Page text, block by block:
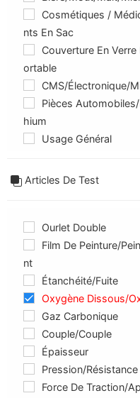
Cosmétiques /
Nts En Sac
Couverture En
Ortable
CMS/Électronique/
Pièces
Hium
Usage Général
Articles De Test
Ourlet Double
Film De Peinture/
Nt
Étanchéité/Fuite
Oxygène Dissous/
Gaz Carbonique
Couple/Couple
Épaisseur
Pression/résistance
Force De Traction/